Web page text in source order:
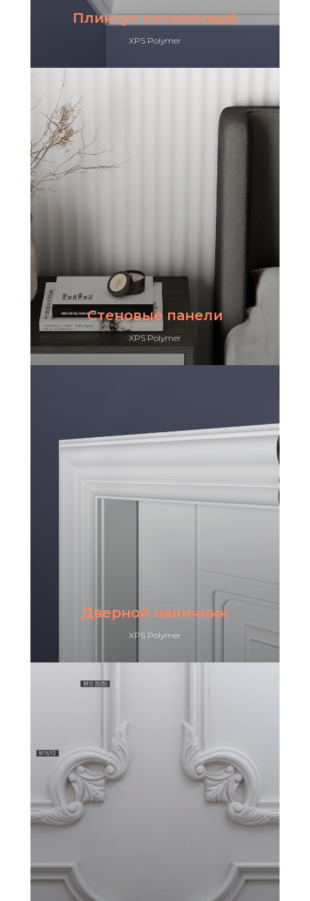
Плинтус потолочный
XPS Polymer
Стеновые панели
XPS Polymer
Дверной наличник
XPS Polymer